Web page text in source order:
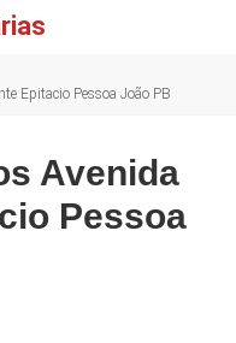
Epitacio Pessoa João PB
Avenida
Pessoa